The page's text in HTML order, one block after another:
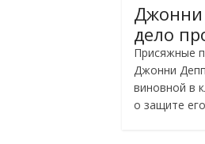
Джонни
дело
Присяжные
Джонни
виновной в
о защите